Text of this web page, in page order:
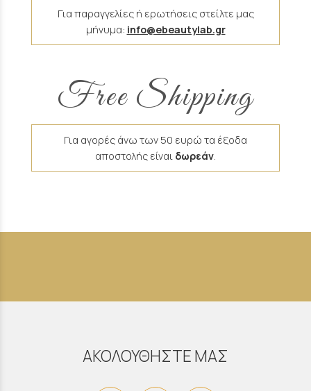
Για παραγγελίες ή ερωτήσεις στείλτε μας
μήνυμα: info@ebeautylab.gr
Free Shipping
Για αγορές άνω των 50 ευρώ τα έξοδα
αποστολής είναι δωρεάν.
ΑΚΟΛΟΥΘΗΣΤΕ ΜΑΣ